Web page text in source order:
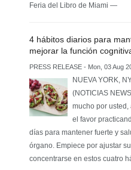
Feria del Libro de Miami —
4 hábitos diarios para
mejorar la función
PRESS RELEASE - Mon, 03 Aug
NUEVA YORK,
(NOTICIAS
mucho por
el favor
días para mantener fuerte y
órgano. Empiece por ajustar
concentrarse en estos cuatro